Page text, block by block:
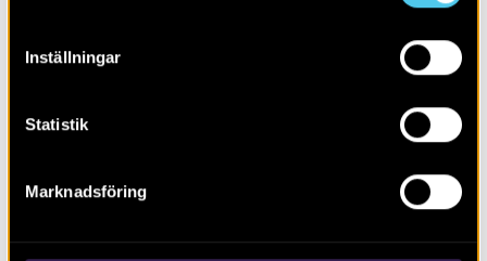
Inställningar
Statistik
Marknadsföring
Ny bebyggelse genom skogsområdet
Lunsen